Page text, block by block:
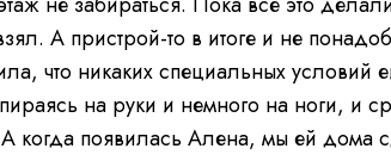
А пристрой-то в итоге и не
что никаких специальных условий
на руки и немного на ноги, и
А когда появилась Алена, мы ей дома